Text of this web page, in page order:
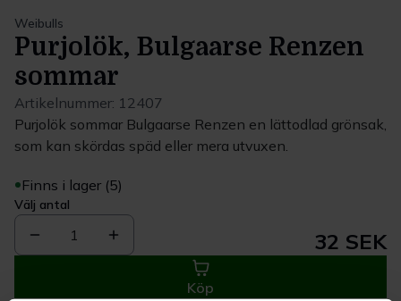
Weibulls
Purjolök, Bulgaarse Renzen
sommar
Artikelnummer: 12407
Purjolök sommar Bulgaarse Renzen en lättodlad grönsak,
som kan skördas späd eller mera utvuxen.
Finns i lager (5)
Välj antal
1 32 SEK
Köp